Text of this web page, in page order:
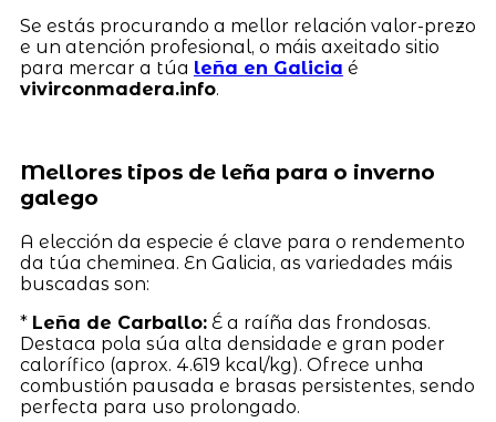
Se estás procurando a mellor relación valor-prezo
e un atención profesional, o máis axeitado sitio
para mercar a túa leña en Galicia é
vivirconmadera.info.
Mellores tipos de leña para o inverno
galego
A elección da especie é clave para o rendemento
da túa cheminea. En Galicia, as variedades máis
buscadas son:
* Leña de Carballo:É a raíña das frondosas.
Destaca pola súa alta densidade e gran poder
calorífico (aprox. 4.619 kcal/kg). Ofrece unha
combustión pausada e brasas persistentes, sendo
perfecta para uso prolongado.